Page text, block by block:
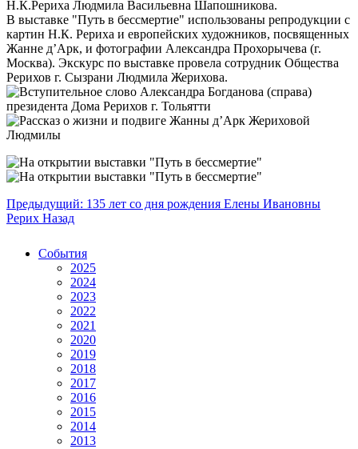
Н.К.Рериха Людмила Васильевна Шапошникова.
В выставке "Путь в бессмертие" использованы репродукции с
картин Н.К. Рериха и европейских художников, посвященных
Жанне д’Арк, и фотографии Александра Прохорычева (г.
Москва). Экскурс по выставке провела сотрудник Общества
Рерихов г. Сызрани Людмила Жерихова.
Предыдущий: 135 лет со дня рождения Елены Ивановны
Рерих Назад
События
2025
2024
2023
2022
2021
2020
2019
2018
2017
2016
2015
2014
2013